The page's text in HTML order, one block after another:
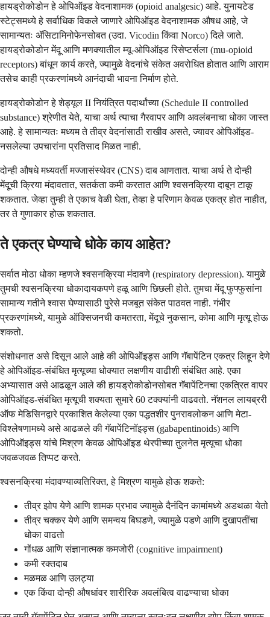
हायड्रोकोडोन हे ओपिऑइड वेदनाशामक (opioid analgesic) आहे. युनायटेड
स्टेट्समध्ये हे सर्वाधिक विकले जाणारे ओपिऑइड वेदनाशामक औषध आहे, जे
सामान्यतः ॲसिटामिनोफेनसोबत (उदा. Vicodin किंवा Norco) दिले जाते.
हायड्रोकोडोन मेंदू आणि मणक्यातील म्यू-ओपिऑइड रिसेप्टर्सला (mu-opioid
receptors) बांधून कार्य करते, ज्यामुळे वेदनांचे संकेत अवरोधित होतात आणि आराम
तसेच काही प्रकरणांमध्ये आनंदाची भावना निर्माण होते.
हायड्रोकोडोन हे शेड्यूल II नियंत्रित पदार्थांच्या (Schedule II controlled
substance) श्रेणीत येते, याचा अर्थ त्याचा गैरवापर आणि अवलंबनाचा धोका जास्त
आहे. हे सामान्यतः मध्यम ते तीव्र वेदनांसाठी राखीव असते, ज्यावर ओपिऑइड-
नसलेल्या उपचारांना प्रतिसाद मिळत नाही.
दोन्ही औषधे मध्यवर्ती मज्जासंस्थेवर (CNS) दाब आणतात. याचा अर्थ ते दोन्ही
मेंदूची क्रिया मंदावतात, सतर्कता कमी करतात आणि श्वसनक्रिया दाबून टाकू
शकतात. जेव्हा तुम्ही ते एकाच वेळी घेता, तेव्हा हे परिणाम केवळ एकत्र होत नाहीत,
तर ते गुणाकार होऊ शकतात.
ते एकत्र घेण्याचे धोके काय आहेत?
सर्वात मोठा धोका म्हणजे श्वसनक्रिया मंदावणे (respiratory depression). यामुळे
तुमची श्वसनक्रिया धोकादायकपणे हळू आणि छिछली होते. तुमचा मेंदू फुफ्फुसांना
सामान्य गतीने श्वास घेण्यासाठी पुरेसे मजबूत संकेत पाठवत नाही. गंभीर
प्रकरणांमध्ये, यामुळे ऑक्सिजनची कमतरता, मेंदूचे नुकसान, कोमा आणि मृत्यू होऊ
शकतो.
संशोधनात असे दिसून आले आहे की ओपिऑइड्स आणि गॅबापेंटिन एकत्र लिहून देणे
हे ओपिऑइड-संबंधित मृत्यूच्या धोक्यात लक्षणीय वाढीशी संबंधित आहे. एका
अभ्यासात असे आढळून आले की हायड्रोकोडोनसोबत गॅबापेंटिनचा एकत्रित वापर
ओपिऑइड-संबंधित मृत्यूची शक्यता सुमारे 60 टक्क्यांनी वाढवतो. नॅशनल लायब्ररी
ऑफ मेडिसिनद्वारे प्रकाशित केलेल्या एका पद्धतशीर पुनरावलोकन आणि मेटा-
विश्लेषणामध्ये असे आढळले की गॅबापेंटिनॉइड्स (gabapentinoids) आणि
ओपिऑइड्स यांचे मिश्रण केवळ ओपिऑइड थेरपीच्या तुलनेत मृत्यूचा धोका
जवळजवळ तिप्पट करते.
श्वसनक्रिया मंदावण्याव्यतिरिक्त, हे मिश्रण यामुळे होऊ शकते:
तीव्र झोप येणे आणि शामक प्रभाव ज्यामुळे दैनंदिन कामांमध्ये अडथळा येतो
तीव्र चक्कर येणे आणि समन्वय बिघडणे, ज्यामुळे पडणे आणि दुखापतींचा
धोका वाढतो
गोंधळ आणि संज्ञानात्मक कमजोरी (cognitive impairment)
कमी रक्तदाब
मळमळ आणि उलट्या
एक किंवा दोन्ही औषधांवर शारीरिक अवलंबित्व वाढण्याचा धोका